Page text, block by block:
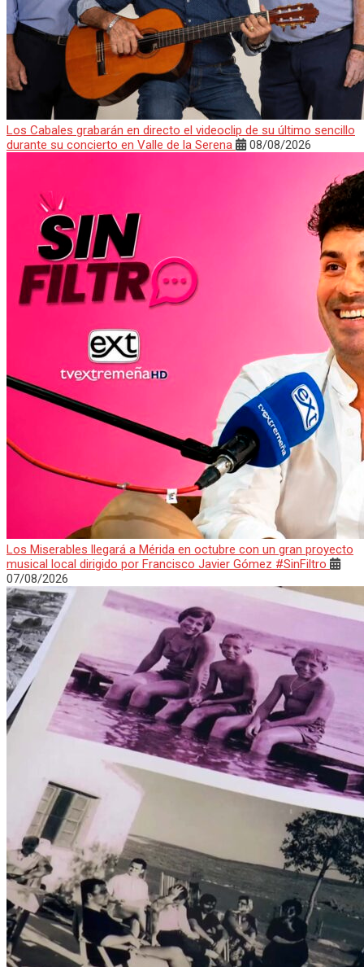
Los Cabales grabarán en directo el videoclip de su último sencillo
durante su concierto en Valle de la Serena
08/08/2026
Los Miserables llegará a Mérida en octubre con un gran proyecto
musical local dirigido por Francisco Javier Gómez #SinFiltro
07/08/2026